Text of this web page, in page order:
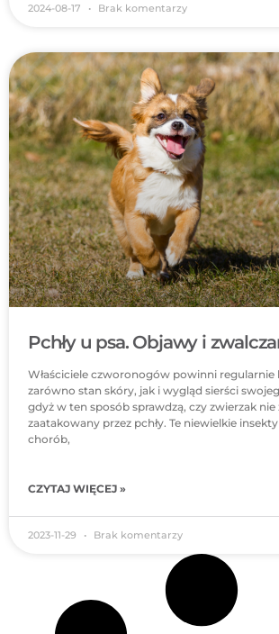
2024-08-17 Brak komentarzy
Pchły u psa. Objawy i
Właściciele czworonogów powinni
zarówno stan skóry, jak i wygląd sierści
gdyż w ten sposób sprawdzą, czy zwierzak nie
zaatakowany przez pchły. Te niewielkie
chorób,
CZYTAJ WIĘCEJ »
2023-11-29 Brak komentarzy